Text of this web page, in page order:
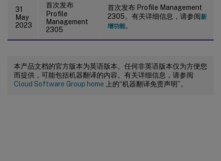
31
May
2023
首次发布
Profile
Management
2305
首次发布 Profile Management
2305。有关详细信息，请参阅新
增功能。
本产品文档的官方版本为英语版本。任何非英语版本仅为方便您
而提供，可能包括机器翻译的内容。有关详细信息，请参阅
Cloud Software Group home 上的“机器翻译免责声明”。